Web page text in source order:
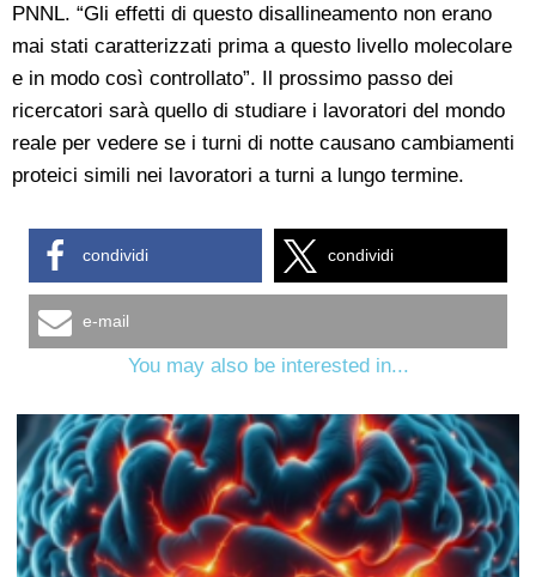
PNNL. “Gli effetti di questo disallineamento non erano
mai stati caratterizzati prima a questo livello molecolare
e in modo così controllato”. Il prossimo passo dei
ricercatori sarà quello di studiare i lavoratori del mondo
reale per vedere se i turni di notte causano cambiamenti
proteici simili nei lavoratori a turni a lungo termine.
condividi condividi
e-mail
You may also be interested in...